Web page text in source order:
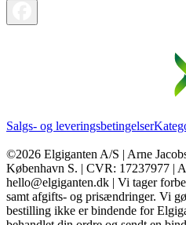
Salgs- og leveringsbetingelser
©2026 Elgiganten A/S | Arne
København S. | CVR: 17237977 |
hello@elgiganten.dk | Vi tager
samt afgifts- og prisændringer. Vi
bestilling ikke er bindende for